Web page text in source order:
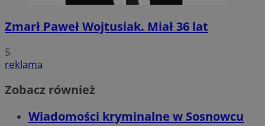
Zmarł Paweł Wojtusiak. Miał 36 lat
5
reklama
Zobacz również
Wiadomości kryminalne w Sosnowcu